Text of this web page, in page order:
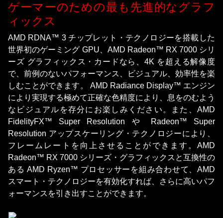
ゲーマーのための最も先進的なグラフ
ィックス
AMD RDNA™ 3 チップレット・テクノロジーを搭載した
世界初のゲーミング GPU、AMD Radeon™ RX 7000 シリ
ーズ グラフィックス・カードなら、4K を超える解像度
で、前例のないパフォーマンス、ビジュアル、効率性を楽
しむことができます。 AMD Radiance Display™ エンジン
により実現する極めて正確な色精度により、息をのむよう
なビジュアルを存分にお楽しみください。また、AMD
FidelityFX™ Super Resolution や Radeon™ Super
Resolution アップスケーリング・テクノロジーにより、
フレームレートを向上させることができます。AMD
Radeon™ RX 7000 シリーズ・グラフィックスと互換性の
ある AMD Ryzen™ プロセッサーを組み合わせて、AMD
スマート・テクノロジーを有効化すれば、さらに高いパフ
ォーマンスを引き出すことができます。